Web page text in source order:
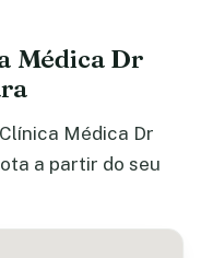
Médica Dr
Médica Dr
a partir do seu